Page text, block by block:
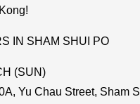
IN SHAM SHUI PO
(SUN)
Yu Chau Street, Sham